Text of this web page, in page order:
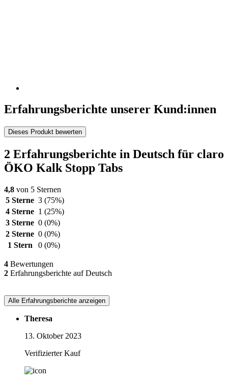
Erfahrungsberichte unserer Kund:innen
Dieses Produkt bewerten
2 Erfahrungsberichte in Deutsch für claro
ÖKO Kalk Stopp Tabs
4,8 von 5 Sternen
5 Sterne 3 (75%)
4 Sterne 1 (25%)
3 Sterne 0 (0%)
2 Sterne 0 (0%)
1 Stern
0 (0%)
4 Bewertungen
2 Erfahrungsberichte auf Deutsch
Alle Erfahrungsberichte anzeigen
Theresa
13. Oktober 2023
Verifizierter Kauf